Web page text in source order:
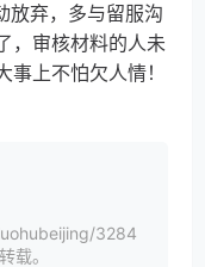
放弃，多与留服沟
，审核材料的人未
上不怕欠人情！
3284
载。